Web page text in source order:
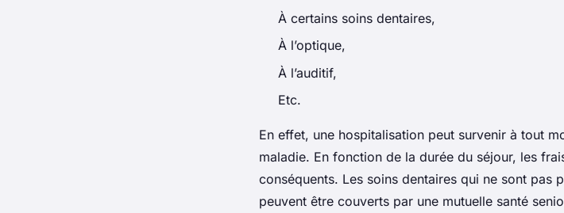
À certains soins dentaires,
À l’optique,
À l’auditif,
Etc.
En effet, une hospitalisation peut survenir à tout
maladie. En fonction de la durée du séjour, les
conséquents. Les soins dentaires qui ne sont pas
peuvent être couverts par une mutuelle santé